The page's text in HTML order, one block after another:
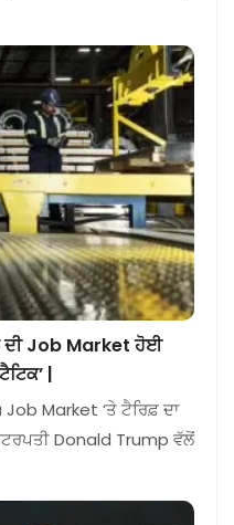
ਦੀ Job Market ਹੋਈ
|
Market ‘ਤੇ ਟੈਰਿਫ਼ ਦਾ
Donald Trump ਵੱਲੋਂ